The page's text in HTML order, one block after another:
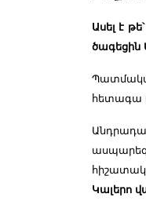
Ասել է
ծագեցին
հետագա
Կալերո